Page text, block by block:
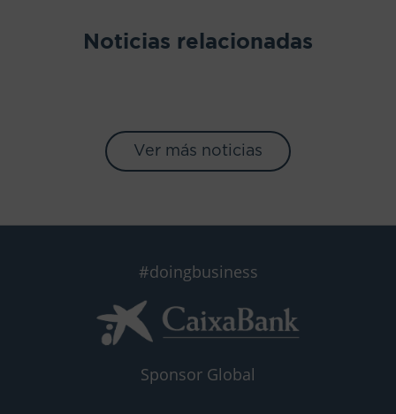
Noticias relacionadas
Ver más noticias
#doingbusiness
Sponsor Global